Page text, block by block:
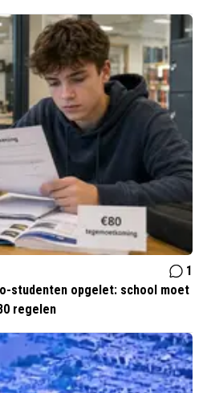
1
studenten opgelet: school moet
regelen